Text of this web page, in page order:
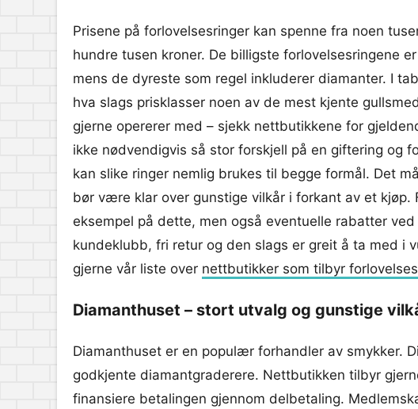
Prisene på forlovelsesringer kan spenne fra noen
hundre tusen kroner. De billigste forlovelsesringene
mens de dyreste som regel inkluderer diamanter. I
hva slags prisklasser noen av de mest kjente
gjerne opererer med – sjekk nettbutikkene for
ikke nødvendigvis så stor forskjell på en giftering og
kan slike ringer nemlig brukes til begge formål. Det
bør være klar over gunstige vilkår i forkant av et kjøp.
eksempel på dette, men også eventuelle rabatter
kundeklubb, fri retur og den slags er greit å ta med i
gjerne vår liste over nettbutikker som tilbyr
Diamanthuset – stort utvalg og gunstige
Diamanthuset er en populær forhandler av smykker.
godkjente diamantgraderere. Nettbutikken tilbyr
finansiere betalingen gjennom delbetaling.